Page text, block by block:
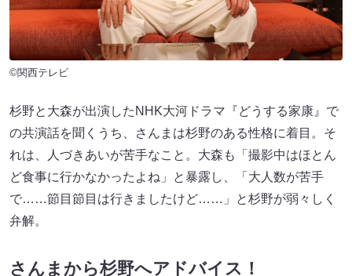
©関西テレビ
杉野と大森が出演したNHK大河ドラマ『どうする家康』で
の共演話を聞くうち、さんまは杉野のある性格に着目。そ
れは、人づきあいが苦手なこと。大森も「撮影中はほとん
ど食事に行かなかったよね」と暴露し、「大人数が苦手
で……節目節目は行きましたけど……」と杉野が弱々しく
弁解。
さんまから杉野へアドバイス！